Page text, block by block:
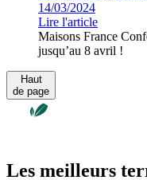
14/03/2024
Lire l'article
Maisons France
jusqu’au 8 avril !
Haut
de page
Les meilleurs